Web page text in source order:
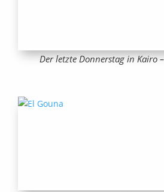
Der letzte Donnerstag in Kairo